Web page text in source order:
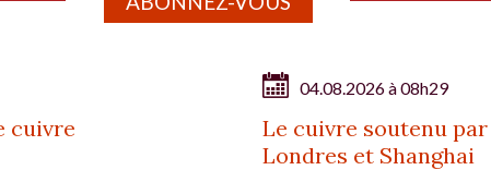
cuivre
04.08.2026 à 08h29
Le cuivre soutenu
Londres et Shanghai